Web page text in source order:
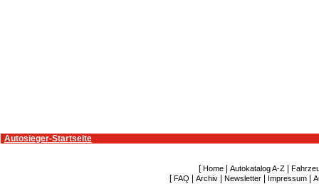
Autosieger-Startseite
[ Home| Autokatalog A-Z|
[ FAQ Archiv Newsletter Impressum